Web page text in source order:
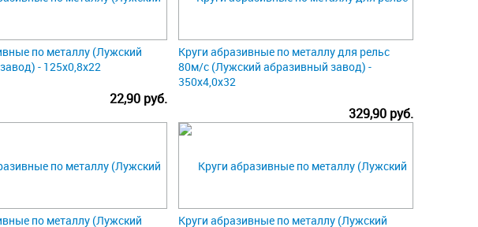
по металлу (Лужский
- 125х0,8х22
22,90 руб.
Круги абразивные по металлу для рельс
80м/с (Лужский абразивный завод) -
350х4,0х32
329,90 руб.
по металлу (Лужский
Круги абразивные по металлу (Лужский